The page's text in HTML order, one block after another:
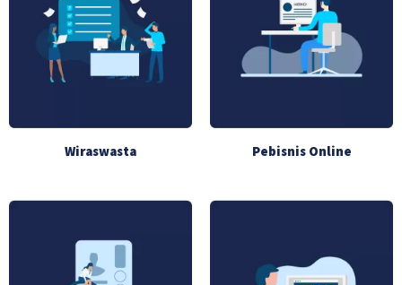
Wiraswasta Pebisnis Online